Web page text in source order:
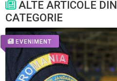
ALTE ARTICOLE DIN
CATEGORIE
EVENIMENT